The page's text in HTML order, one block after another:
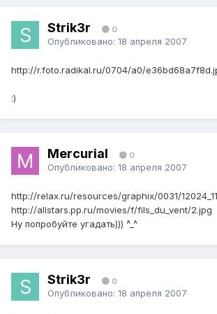
Strik3r 0
Опубликовано: 18 апреля 2007
http://r.foto.radikal.ru/0704/a0/
:)
Mercurial 0
Опубликовано: 18 апреля 2007
http://relax.ru/resources/graphix/0031/
http://allstars.pp.ru/movies/f/fils_du_vent/2.jpg
Ну попробуйте угадать))) ^_^
Strik3r 0
Опубликовано: 18 апреля 2007